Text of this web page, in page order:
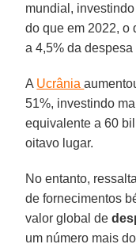
mundial,
do que em 2022, o
a 4,5% da despesa
A Ucrânia
51%, investindo
equivalente a 60
oitavo lugar.
No entanto,
de fornecimentos
valor global de
um número mais